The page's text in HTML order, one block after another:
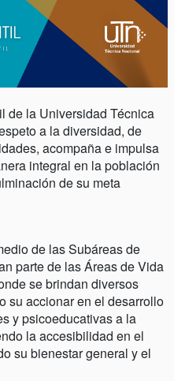
de la Universidad Técnica
a la diversidad, de
acompaña e impulsa
integral en la población
de su meta
de las Subáreas de
parte de las Áreas de Vida
se brindan diversos
su accionar en el desarrollo
y psicoeducativas a la
la accesibilidad en el
su bienestar general y el